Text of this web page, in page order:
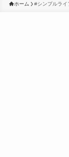
ホーム #シンプルライ